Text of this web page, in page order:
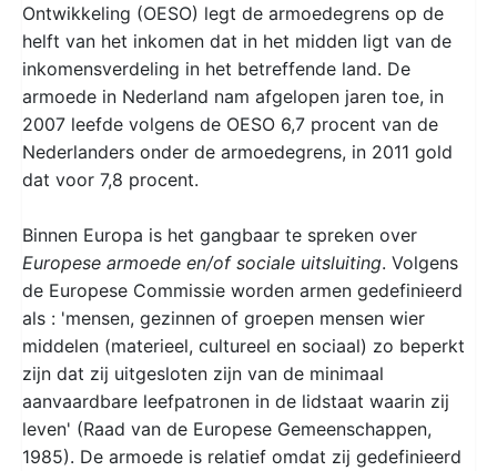
Ontwikkeling (OESO) legt de armoedegrens op de
helft van het inkomen dat in het midden ligt van de
inkomensverdeling in het betreffende land. De
armoede in Nederland nam afgelopen jaren toe, in
2007 leefde volgens de OESO 6,7 procent van de
Nederlanders onder de armoedegrens, in 2011 gold
dat voor 7,8 procent.
Binnen Europa is het gangbaar te spreken over
Europese armoede en/of sociale uitsluiting. Volgens
de Europese Commissie worden armen gedefinieerd
als : 'mensen, gezinnen of groepen mensen wier
middelen (materieel, cultureel en sociaal) zo beperkt
zijn dat zij uitgesloten zijn van de minimaal
aanvaardbare leefpatronen in de lidstaat waarin zij
leven' (Raad van de Europese Gemeenschappen,
1985). De armoede is relatief omdat zij gedefinieerd